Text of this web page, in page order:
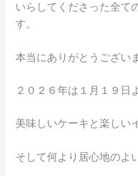
いらしてくださった全て
す。
本当にありがとうござい
２０２６年は１月１９日
美味しいケーキと楽しい
そして何より居心地のよ